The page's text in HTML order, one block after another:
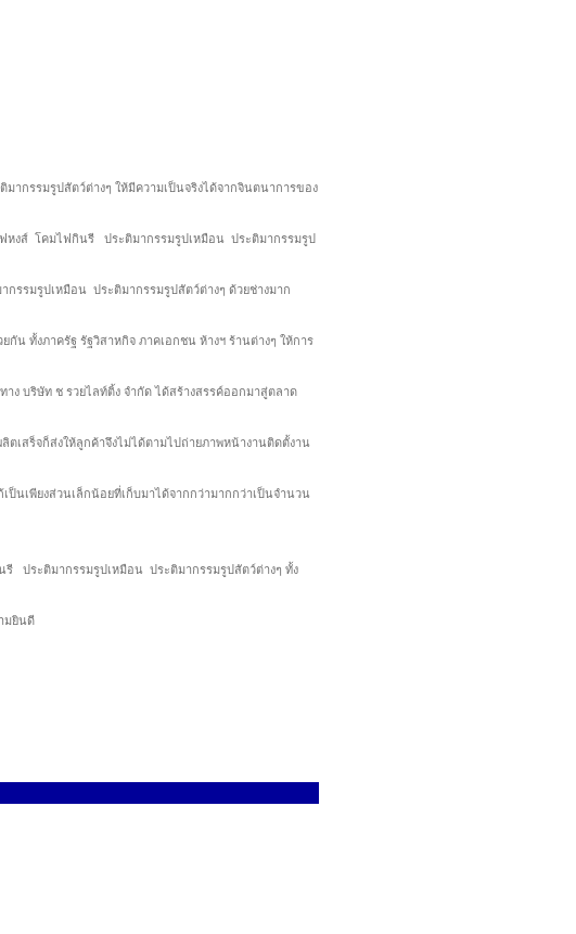
กรรมรูปสัตว์ต่างๆ ให้มีความเป็นจริงได้จากจินตนาการของ
หงส์ โคมไฟกินรี ประติมากรรมรูปเหมือน ประติมากรรมรูป
รมรูปเหมือน ประติมากรรมรูปสัตว์ต่างๆ ด้วยช่างมาก
กัน ทั้งภาครัฐ รัฐวิสาหกิจ ภาคเอกชน ห้างฯ ร้านต่างๆ ให้การ
บริษัท ช รวยไลท์ติ้ง จำกัด ได้สร้างสรรค์ออกมาสู่ตลาด
ตเสร็จก็ส่งให้ลูกค้าจึงไม่ได้ตามไปถ่ายภาพหน้างานติดตั้งาน
เพียงส่วนเล็กน้อยที่เก็บมาได้จากกว่ามากกว่าเป็นจำนวน
ประติมากรรมรูปเหมือน ประติมากรรมรูปสัตว์ต่างๆ ทั้ง
มยินดี